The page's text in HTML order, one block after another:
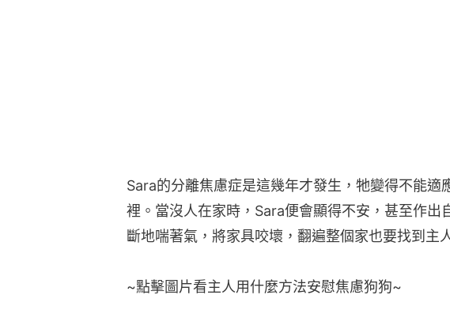
Sara的分離焦慮症是這幾年才發生，牠變得不能適
裡。當沒人在家時，Sara便會顯得不安，甚至作出
斷地喘著氣，將家具咬壞，翻遍整個家也要找到主
~點擊圖片看主人用什麼方法安慰焦慮狗狗~